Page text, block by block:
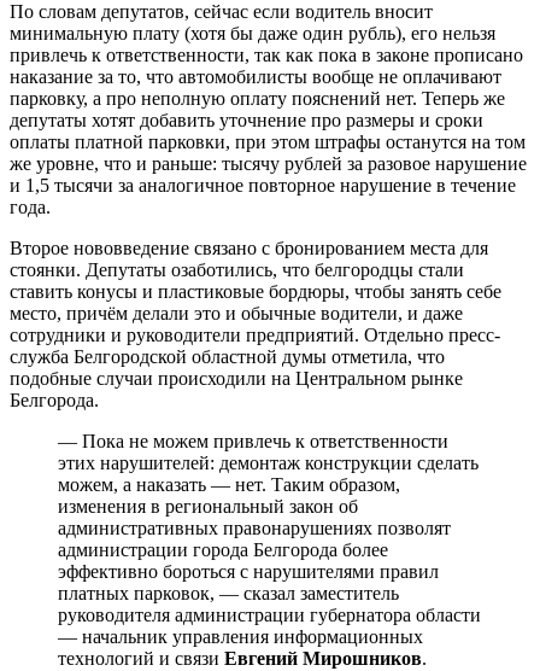
По словам депутатов, сейчас если водитель вносит
минимальную плату (хотя бы даже один рубль), его нельзя
привлечь к ответственности, так как пока в законе прописано
наказание за то, что автомобилисты вообще не оплачивают
парковку, а про неполную оплату пояснений нет. Теперь же
депутаты хотят добавить уточнение про размеры и сроки
оплаты платной парковки, при этом штрафы останутся на том
же уровне, что и раньше: тысячу рублей за разовое нарушение
и 1,5 тысячи за аналогичное повторное нарушение в течение
года.
Второе нововведение связано с бронированием места для
стоянки. Депутаты озаботились, что белгородцы стали
ставить конусы и пластиковые бордюры, чтобы занять себе
место, причём делали это и обычные водители, и даже
сотрудники и руководители предприятий. Отдельно пресс-
служба Белгородской областной думы отметила, что
подобные случаи происходили на Центральном рынке
Белгорода.
— Пока не можем привлечь к ответственности
этих нарушителей: демонтаж конструкции сделать
можем, а наказать — нет. Таким образом,
изменения в региональный закон об
административных правонарушениях позволят
администрации города Белгорода более
эффективно бороться с нарушителями правил
платных парковок, — сказал заместитель
руководителя администрации губернатора области
— начальник управления информационных
технологий и связи Евгений Мирошников.